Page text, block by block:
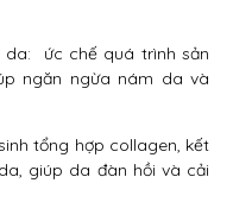
da: ức chế quá trình sản
ngăn ngừa nám da và
tổng hợp collagen, kết
giúp da đàn hồi và cải